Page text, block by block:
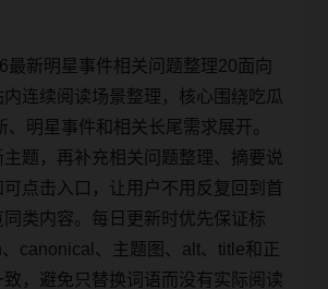
最新明星事件相关问题整理20面向
连续阅读场景整理，核心围绕吃瓜
、明星事件和相关长尾需求展开。
主题，再补充相关问题整理、摘要说
可点击入口，让用户不用反复回到首
同类内容。每日更新时优先保证标
canonical、主题图、alt、title和正
，避免只替换词语而没有实际阅读